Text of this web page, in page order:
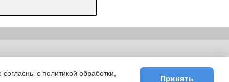
|E-mail
с политикой обработки,
Принять